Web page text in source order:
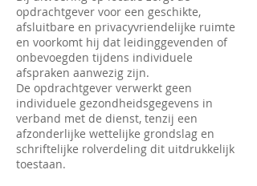
opdrachtgever voor een geschikte,
afsluitbare en privacyvriendelijke ruimte
en voorkomt hij dat leidinggevenden of
onbevoegden tijdens individuele
afspraken aanwezig zijn.
De opdrachtgever verwerkt geen
individuele gezondheidsgegevens in
verband met de dienst, tenzij een
afzonderlijke wettelijke grondslag en
schriftelijke rolverdeling dit uitdrukkelijk
toestaan.